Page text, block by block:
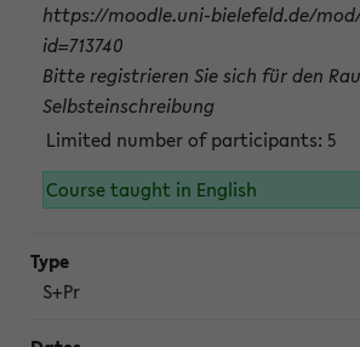
https://moodle.uni-bielefeld.de/
id=713740
Bitte registrieren Sie sich für den
Selbsteinschreibung
Limited number of participants: 5
Course taught in English
S+Pr